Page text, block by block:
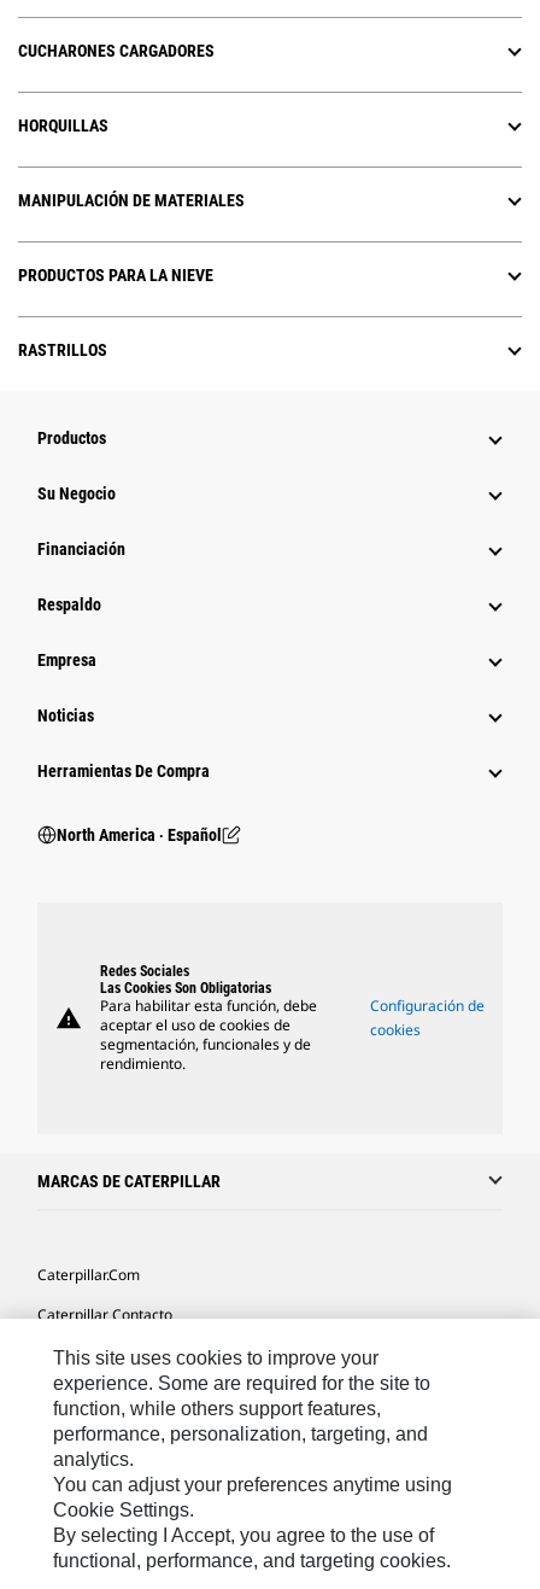
CUCHARONES CARGADORES
HORQUILLAS
MANIPULACIÓN DE MATERIALES
PRODUCTOS PARA LA NIEVE
RASTRILLOS
Productos
Su Negocio
Financiación
Respaldo
Empresa
Noticias
Herramientas De Compra
North America ‧ Español
warning
Redes Sociales
Las Cookies Son Obligatorias
Para habilitar esta función, debe
aceptar el uso de cookies de
segmentación, funcionales y de
rendimiento.
Configuración de
cookies
MARCAS DE CATERPILLAR
Caterpillar.com
Caterpillar Contacto
Mis Preferencias De Marketing
Site Map
Cookie Settings
Legal
Privacy
This site uses cookies to improve your
experience. Some are required for the site to
function, while others support features,
performance, personalization, targeting, and
analytics.
You can adjust your preferences anytime using
Cookie Settings.
By selecting I Accept, you agree to the use of
functional, performance, and targeting cookies.